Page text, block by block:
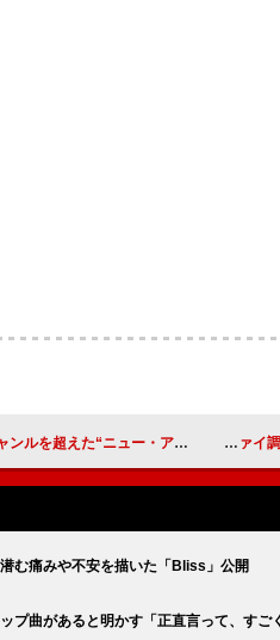
メリカーナ”を描き出す新作『ビッグ・マネー』完成 ブリング・
む痛みや不安を描いた「Bliss」公開
プ曲があると明かす「正直言って、すご